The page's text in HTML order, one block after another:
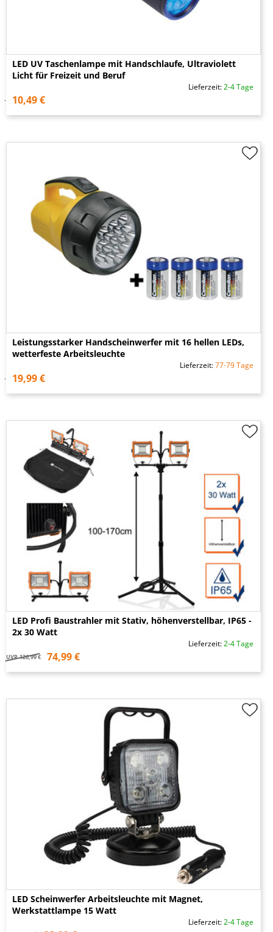
LED UV Taschenlampe mit Handschlaufe, Ultraviolett
Licht für Freizeit und Beruf
Lieferzeit:2-4 Tage
10,49 €
Leistungsstarker Handscheinwerfer mit 16 hellen LEDs,
wetterfeste Arbeitsleuchte
Lieferzeit:77-79 Tage
19,99 €
LED Profi Baustrahler mit Stativ, höhenverstellbar, IP65 -
2x 30 Watt
Lieferzeit:2-4 Tage
UVP 126,99 € 74,99 €
LED Scheinwerfer Arbeitsleuchte mit Magnet,
Werkstattlampe 15 Watt
Lieferzeit:2-4 Tage